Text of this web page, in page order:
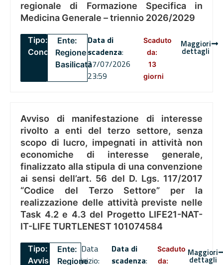
regionale di Formazione Specifica in
Medicina Generale – triennio 2026/2029
Tipo:
Concorsi
Ente:
Regione
Basilicata
Data di
scadenza:
27/07/2026
23:59
Scaduto
da:
13
giorni
Maggiori
dettagli
Avviso di manifestazione di interesse
rivolto a enti del terzo settore, senza
scopo di lucro, impegnati in attività non
economiche di interesse generale,
finalizzato alla stipula di una convenzione
ai sensi dell’art. 56 del D. Lgs. 117/2017
“Codice del Terzo Settore” per la
realizzazione delle attività previste nelle
Task 4.2 e 4.3 del Progetto LIFE21-NAT-
IT-LIFE TURTLENEST 101074584
Tipo:
Avviso
Ente:
Regione
Data
inizio:
Data di
scadenza:
Scaduto
da:
Maggiori
dettagli